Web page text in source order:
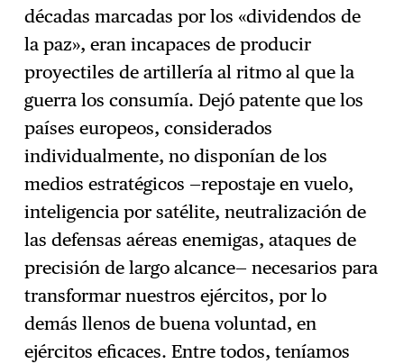
décadas marcadas por los «dividendos de
la paz», eran incapaces de producir
proyectiles de artillería al ritmo al que la
guerra los consumía. Dejó patente que los
países europeos, considerados
individualmente, no disponían de los
medios estratégicos —repostaje en vuelo,
inteligencia por satélite, neutralización de
las defensas aéreas enemigas, ataques de
precisión de largo alcance— necesarios para
transformar nuestros ejércitos, por lo
demás llenos de buena voluntad, en
ejércitos eficaces. Entre todos, teníamos